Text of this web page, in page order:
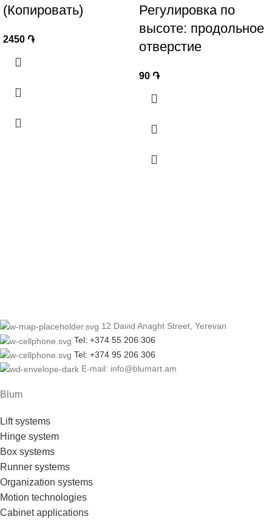
(Копировать)
2450 ֏
Регулировка по
высоте: продольное
отверстие
90 ֏
12 David Anaght Street, Yerevan
Tel: +374 55 206 306
Tel: +374 95 206 306
E-mail: info@blumart.am
Blum
Lift systems
Hinge system
Box systems
Runner systems
Organization systems
Motion technologies
Cabinet applications